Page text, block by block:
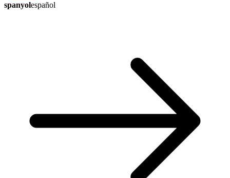
spanyolespañol